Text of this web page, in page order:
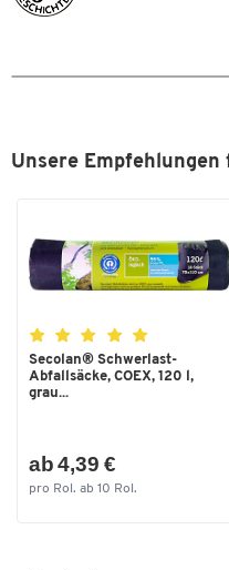
Material Arbeitsplatte
Stärke Arbeitsplatte [mm]
Traglast [kg]
Breite [mm]
Unsere Empfehlungen
Secolan® Schwerlast-
Abfallsäcke, COEX, 120 l,
grau...
ab 4,39 €
pro Rol. ab 10 Rol.